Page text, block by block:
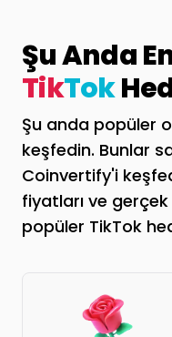
Şu Anda
TikTok
Şu anda popüler
keşfedin. Bunlar
Coinvertify'i
fiyatları ve gerçek
popüler TikTok